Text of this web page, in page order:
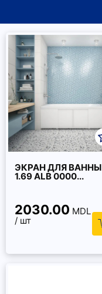
ЭКРАН ДЛЯ ВАННЫ
1.69 ALB 0000...
2030.00 MDL
/ шт